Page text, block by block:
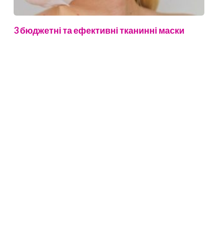
3 бюджетні та ефективні тканинні маски